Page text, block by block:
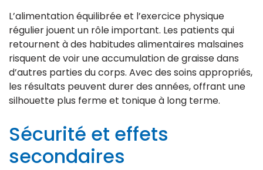
L’alimentation équilibrée et l’exercice physique
régulier jouent un rôle important. Les patients qui
retournent à des habitudes alimentaires malsaines
risquent de voir une accumulation de graisse dans
d’autres parties du corps. Avec des soins appropriés,
les résultats peuvent durer des années, offrant une
silhouette plus ferme et tonique à long terme.
Sécurité et effets
secondaires